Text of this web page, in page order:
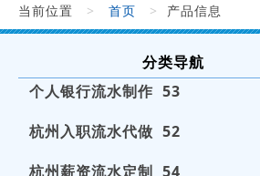
当前位置 > 首页 > 产品信息
分类导航
个人银行流水制作 53
杭州入职流水代做 52
杭州薪资流水定制 54